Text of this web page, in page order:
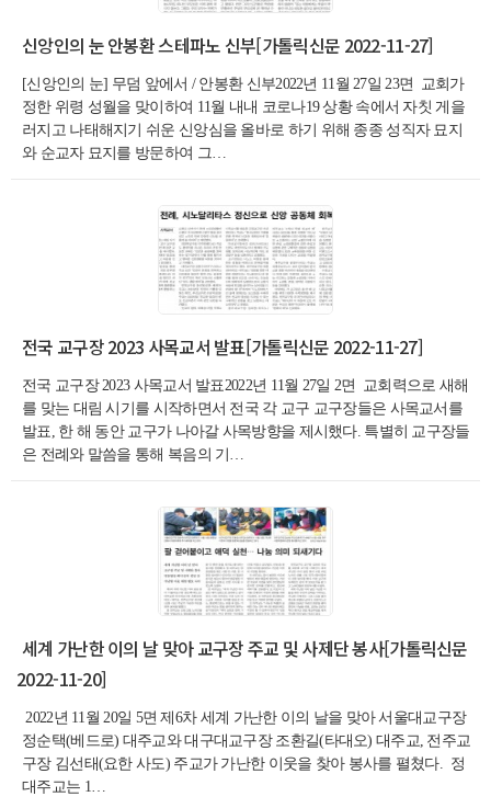
신앙인의 눈 안봉환 스테파노 신부[가톨릭신문 2022-11-27]
[신앙인의 눈] 무덤 앞에서 / 안봉환 신부2022년 11월 27일 23면 교회가
정한 위령 성월을 맞이하여 11월 내내 코로나19 상황 속에서 자칫 게을
러지고 나태해지기 쉬운 신앙심을 올바로 하기 위해 종종 성직자 묘지
와 순교자 묘지를 방문하여 그…
전국 교구장 2023 사목교서 발표[가톨릭신문 2022-11-27]
전국 교구장 2023 사목교서 발표2022년 11월 27일 2면 교회력으로 새해
를 맞는 대림 시기를 시작하면서 전국 각 교구 교구장들은 사목교서를
발표, 한 해 동안 교구가 나아갈 사목방향을 제시했다. 특별히 교구장들
은 전례와 말씀을 통해 복음의 기…
세계 가난한 이의 날 맞아 교구장 주교 및 사제단 봉사[가톨릭신문
2022-11-20]
2022년 11월 20일 5면 제6차 세계 가난한 이의 날을 맞아 서울대교구장
정순택(베드로) 대주교와 대구대교구장 조환길(타대오) 대주교, 전주교
구장 김선태(요한 사도) 주교가 가난한 이웃을 찾아 봉사를 펼쳤다. 정
대주교는 1…